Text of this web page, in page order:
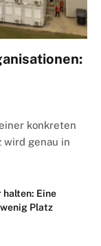
konkreten
wird genau in
halten: Eine
Platz